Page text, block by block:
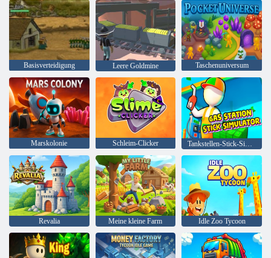
Basisverteidigung Leere Goldmine Taschenuniversum
Marskolonie Schleim-Clicker Tankstellen-Stick-Simulator
Revalia Meine kleine Farm Idle Zoo Tycoon